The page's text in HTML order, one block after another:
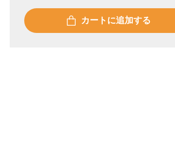
カートに追加する